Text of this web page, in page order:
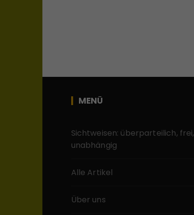
MENÜ
Sichtweisen: überparteilich, frei,
unabhängig
Alle Artikel
Über uns